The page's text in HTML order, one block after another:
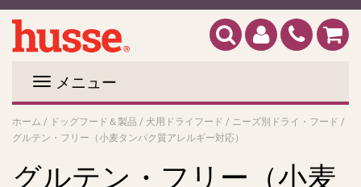
メニュー
ホーム / ドッグフード＆製品 / 犬用ドライフード / ニーズ別ドライ・フード /
グルテン・フリー（小麦タンパク質アレルギー対応）
グルテン・フリー（小麦